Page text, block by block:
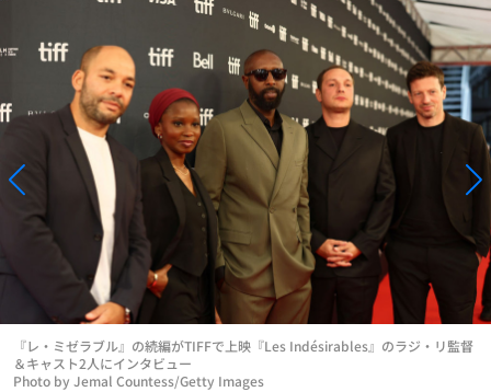
Photo by Jemal Countess/Getty Images
『レ・ミゼラブル』の続編がTIFFで上映『Les Indésirables』のラジ・リ監督
＆キャスト2人にインタビュー